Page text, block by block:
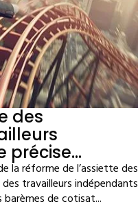
des
précise…
la réforme de l’assiette des
travailleurs indépendants
barèmes de cotisat...